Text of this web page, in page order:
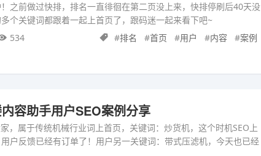
之前做过快排，排名一直徘徊在第二页没上来，快排停刷后40天没
个关键词都跟着一起上首页了，跟码迷一起来看下吧~
534 #排名 #首页 #用户 #内容 #案例
容助手用户SEO案例分享
，属于传统机械行业词上首页，关键词：炒货机，这个时机SEO上
户反馈已经有订单了！用户另一关键词：带式压滤机，今天也已经